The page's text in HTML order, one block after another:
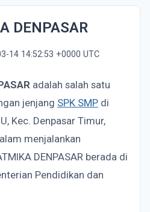
DENPASAR
14 14:52:53 +0000 UTC
adalah salah satu
jenjang SPK SMP di
Kec. Denpasar Timur,
menjalankan
DENPASAR berada di
Pendidikan dan